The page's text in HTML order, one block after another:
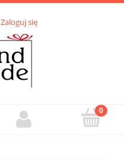
Zaloguj się